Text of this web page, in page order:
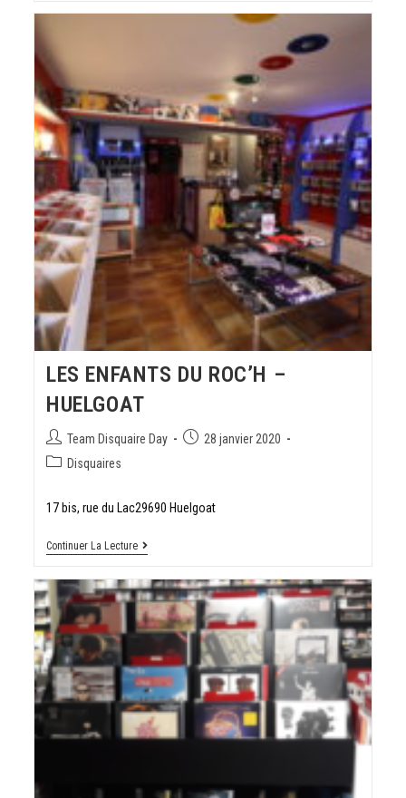
LES ENFANTS DU ROC’H –
HUELGOAT
Team Disquaire Day
28 janvier 2020
Disquaires
17 bis, rue du Lac29690 Huelgoat
Continuer La Lecture